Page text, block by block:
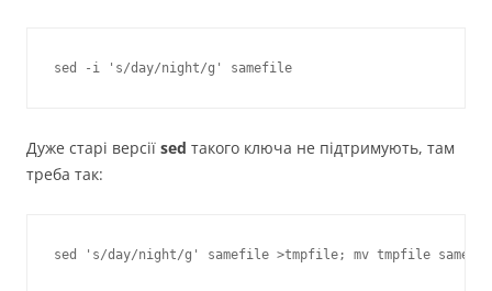
Дуже старі версії sed такого ключа не підтримують, там
треба так: